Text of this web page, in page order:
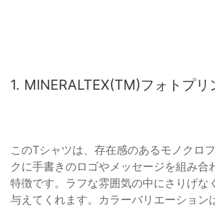
1. MINERALTEX(TM)フォトプリ
このTシャツは、存在感のあるモノクロ
クに手書きのロゴやメッセージを組み合
特徴です。ラフな雰囲気の中にさりげな
与えてくれます。カラーバリエーション